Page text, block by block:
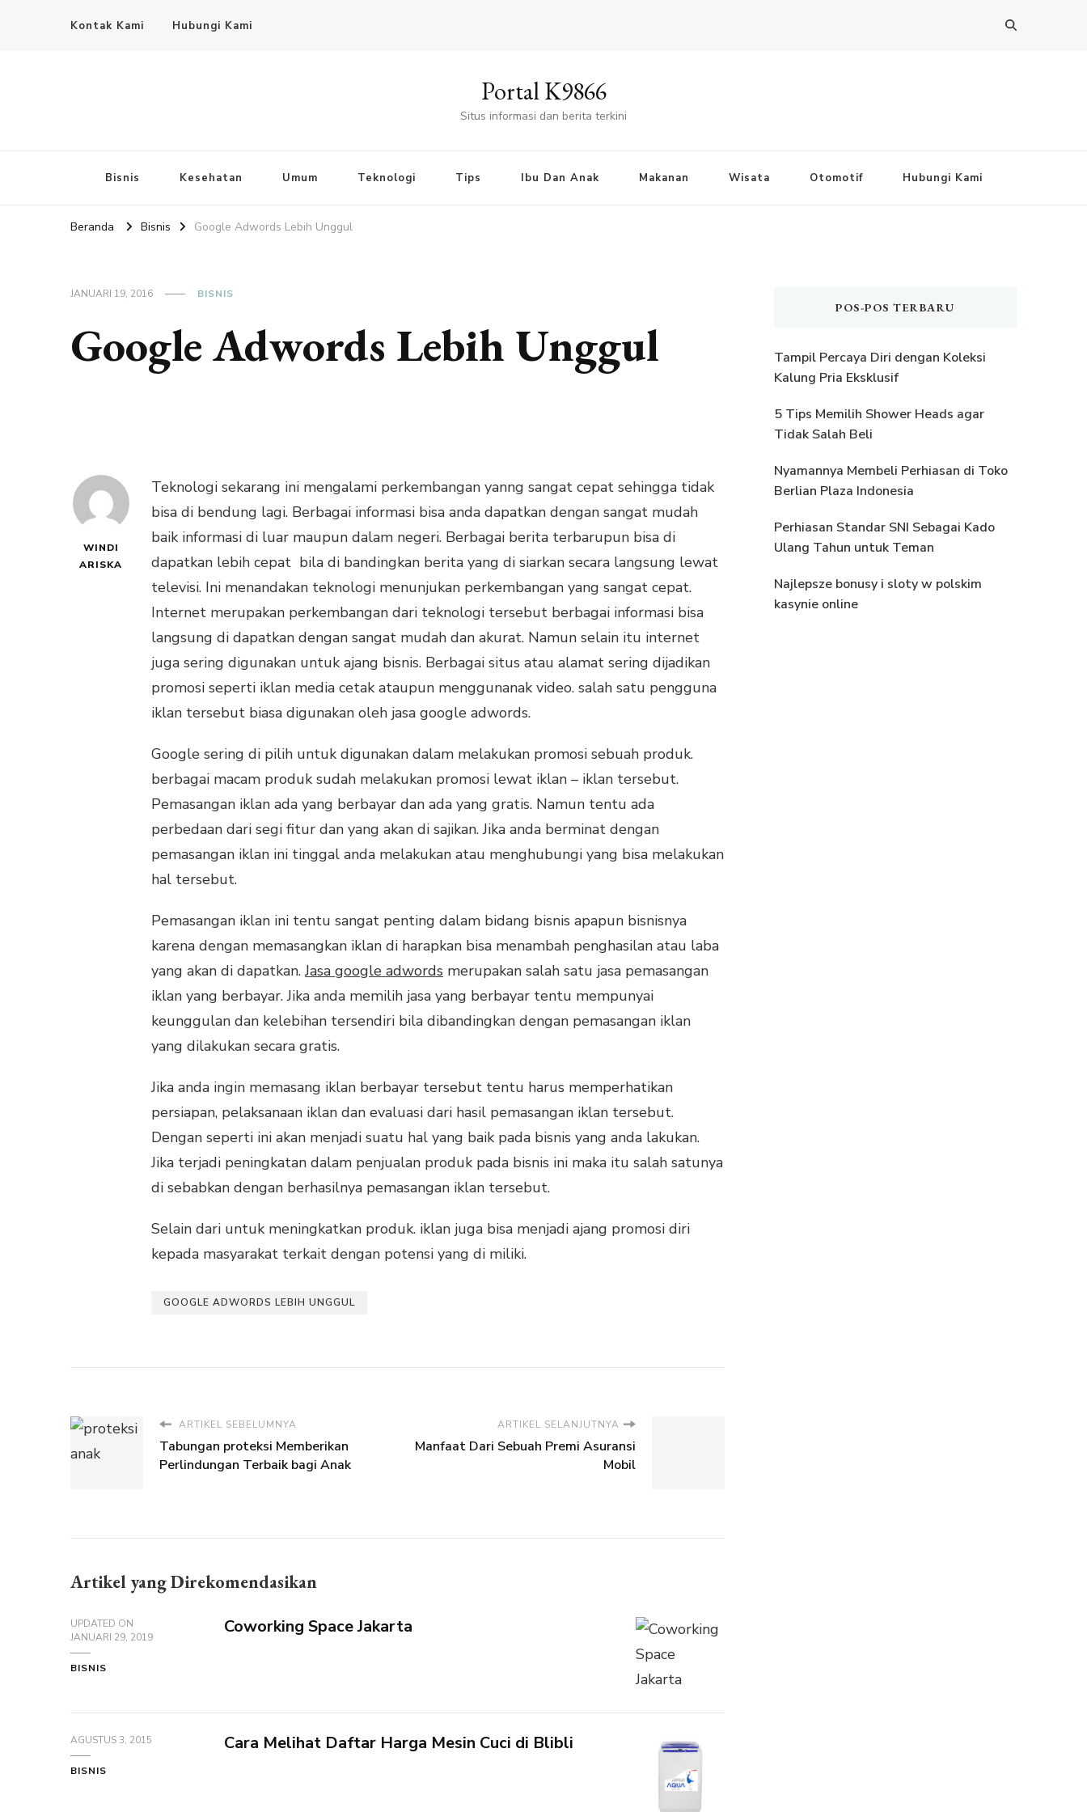
Kontak Kami Hubungi Kami
Portal K9866
Situs informasi dan berita terkini
Bisnis Kesehatan Umum Teknologi Tips Ibu Dan Anak Makanan Wisata Otomotif Hubungi Kami
Beranda Bisnis Google Adwords Lebih Unggul
JANUARI 19, 2016 BISNIS
Google Adwords Lebih Unggul
WINDI
ARISKA
Teknologi sekarang ini mengalami perkembangan yanng sangat cepat sehingga tidak
bisa di bendung lagi. Berbagai informasi bisa anda dapatkan dengan sangat mudah
baik informasi di luar maupun dalam negeri. Berbagai berita terbarupun bisa di
dapatkan lebih cepat bila di bandingkan berita yang di siarkan secara langsung lewat
televisi. Ini menandakan teknologi menunjukan perkembangan yang sangat cepat.
Internet merupakan perkembangan dari teknologi tersebut berbagai informasi bisa
langsung di dapatkan dengan sangat mudah dan akurat. Namun selain itu internet
juga sering digunakan untuk ajang bisnis. Berbagai situs atau alamat sering dijadikan
promosi seperti iklan media cetak ataupun menggunanak video. salah satu pengguna
iklan tersebut biasa digunakan oleh jasa google adwords.
Google sering di pilih untuk digunakan dalam melakukan promosi sebuah produk.
berbagai macam produk sudah melakukan promosi lewat iklan – iklan tersebut.
Pemasangan iklan ada yang berbayar dan ada yang gratis. Namun tentu ada
perbedaan dari segi fitur dan yang akan di sajikan. Jika anda berminat dengan
pemasangan iklan ini tinggal anda melakukan atau menghubungi yang bisa melakukan
hal tersebut.
Pemasangan iklan ini tentu sangat penting dalam bidang bisnis apapun bisnisnya
karena dengan memasangkan iklan di harapkan bisa menambah penghasilan atau laba
yang akan di dapatkan.Jasa google adwords merupakan salah satu jasa pemasangan
iklan yang berbayar. Jika anda memilih jasa yang berbayar tentu mempunyai
keunggulan dan kelebihan tersendiri bila dibandingkan dengan pemasangan iklan
yang dilakukan secara gratis.
Jika anda ingin memasang iklan berbayar tersebut tentu harus memperhatikan
persiapan, pelaksanaan iklan dan evaluasi dari hasil pemasangan iklan tersebut.
Dengan seperti ini akan menjadi suatu hal yang baik pada bisnis yang anda lakukan.
Jika terjadi peningkatan dalam penjualan produk pada bisnis ini maka itu salah satunya
di sebabkan dengan berhasilnya pemasangan iklan tersebut.
Selain dari untuk meningkatkan produk. iklan juga bisa menjadi ajang promosi diri
kepada masyarakat terkait dengan potensi yang di miliki.
GOOGLE ADWORDS LEBIH UNGGUL
ARTIKEL SEBELUMNYA
Tabungan proteksi Memberikan
Perlindungan Terbaik bagi Anak
ARTIKEL SELANJUTNYA
Manfaat Dari Sebuah Premi Asuransi
Mobil
Artikel yang Direkomendasikan
UPDATED ON
JANUARI 29, 2019
BISNIS
Coworking Space Jakarta
AGUSTUS 3, 2015
BISNIS
Cara Melihat Daftar Harga Mesin Cuci di Blibli
POS-POS TERBARU
Tampil Percaya Diri dengan Koleksi
Kalung Pria Eksklusif
5 Tips Memilih Shower Heads agar
Tidak Salah Beli
Nyamannya Membeli Perhiasan di Toko
Berlian Plaza Indonesia
Perhiasan Standar SNI Sebagai Kado
Ulang Tahun untuk Teman
Najlepsze bonusy i sloty w polskim
kasynie online